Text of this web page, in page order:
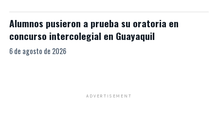
Alumnos pusieron a prueba su oratoria en
concurso intercolegial en Guayaquil
6 de agosto de 2026
ADVERTISEMENT